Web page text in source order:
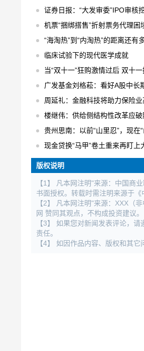
证券日报：“大发审委”IPO审核挖
机票“捆绑搭售”折射票务代理困
“海淘热”到“内淘热”的距离还有
临床试验下的现代医学成就
当“双十一”狂购激情过后 双十
广发基金刘格菘：看好A股中长
周延礼：金融科技将助力保险业高质
楼继伟：供给侧结构性改革应破除传统思
贵州思南：以前“山里忍”，现在“山
现金贷换“马甲”卷土重来再盯上大学生
版权说明
【1】 凡本网注明"来源：中国商
书面授权。转载时需注明来源于
【2】 凡本网注明"来源：XXX（
网 赞同其观点，不构成投资建议。
【3】 如果您对新闻发表评论，
责任。
【4】 如因作品内容、版权和其它